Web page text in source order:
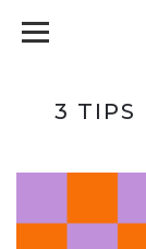
3 TIPS